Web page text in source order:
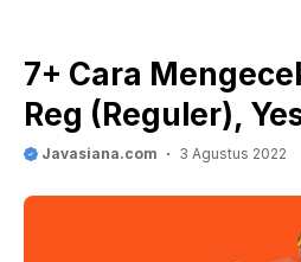
7+ Cara
Reg (Reguler),
Javasiana.com 3 Agustus 2022